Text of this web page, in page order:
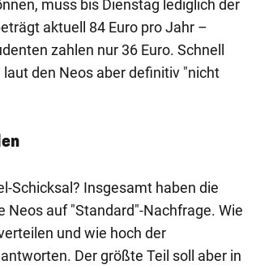
muss bis Dienstag lediglich der
aktuell 84 Euro pro Jahr –
zahlen nur 36 Euro. Schnell
den Neos aber definitiv "nicht
Schicksal? Insgesamt haben die
Neos auf "Standard"-Nachfrage. Wie
und wie hoch der
Der größte Teil soll aber in